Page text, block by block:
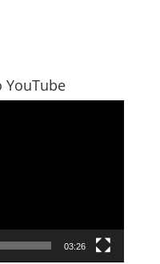
YouTube
03:26